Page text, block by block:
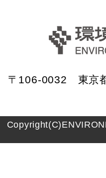
〒106-0032 東京